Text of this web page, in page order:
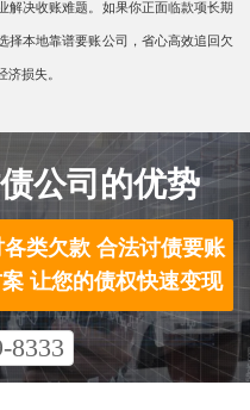
解决收账难题。如果你正面临款项长期
择本地靠谱要账公司，省心高效追回欠
损失。
公司的优势
类欠款 合法讨债要账
让您的债权快速变现
8333